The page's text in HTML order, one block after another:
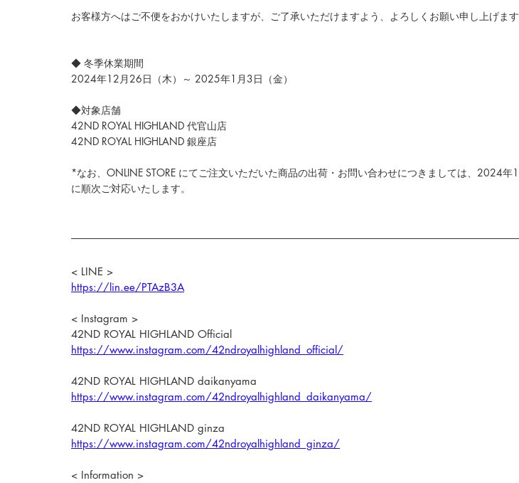
お客様方へはご不便をおかけいたしますが、ご了承いただけますよう、よろしくお願い申し上げます
◆ 冬季休業期間
2024年12月26日（木）～ 2025年1月3日（金）
◆対象店舗
42ND ROYAL HIGHLAND 代官山店
42ND ROYAL HIGHLAND 銀座店
*なお、 ONLINE STORE にてご注文いただいた商品の出荷・お問い合わせにつきましては、2024年
に順次ご対応いたします。
< LINE >
https://lin.ee/PTAzB3A
< Instagram >
42ND ROYAL HIGHLAND Official
https://www.instagram.com/42ndroyalhighland_official/
42ND ROYAL HIGHLAND daikanyama
https://www.instagram.com/42ndroyalhighland_daikanyama/
42ND ROYAL HIGHLAND ginza
https://www.instagram.com/42ndroyalhighland_ginza/
< Information >